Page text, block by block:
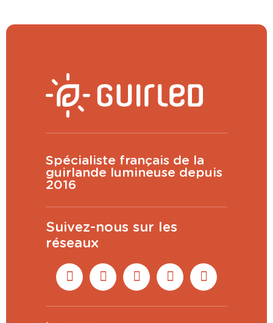
Spécialiste français de la
guirlande lumineuse depuis
2016
Suivez-nous sur les
réseaux